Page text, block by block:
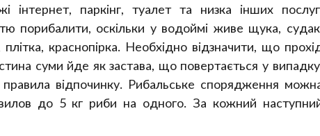
інтернет, паркінг, туалет та низка інших
порибалити, оскільки у водоймі живе щука,
краснопірка. Необхідно відзначити, що
суми йде як застава, що повертається у
відпочинку. Рибальське спорядження
до 5 кг риби на одного. За кожний